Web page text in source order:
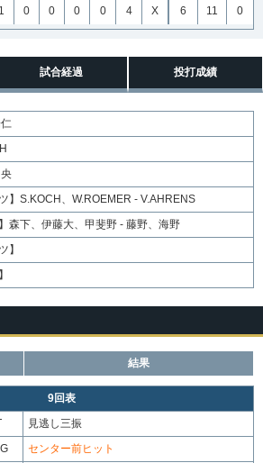
1 0 0 0 0 4 X 6 11 0
試合経過 投打成績
】 S.KOCH、W.ROEMER - V.AHRENS
森下、伊藤大、甲斐野 - 藤野、海野
】
結果
9回表
見逃し三振
センター前ヒット